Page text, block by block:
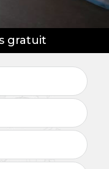
gratuit